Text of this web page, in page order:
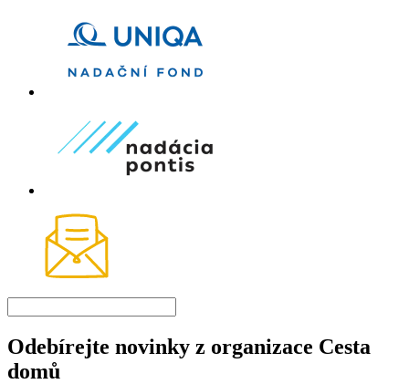
Odebírejte novinky z organizace Cesta
domů